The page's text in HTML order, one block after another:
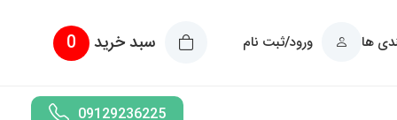
ها ورود/ثبت نام سبد خرید 0
09129236225